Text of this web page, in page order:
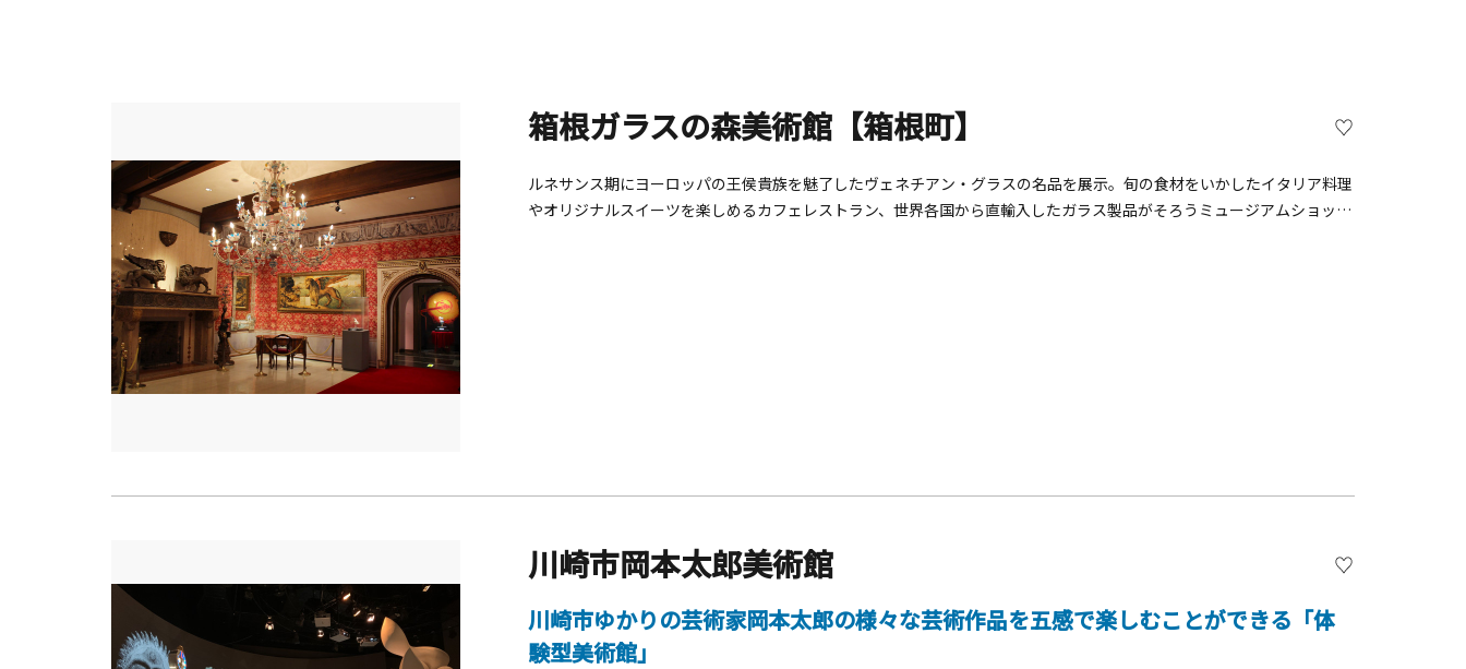
箱根ガラスの森美術館【箱根町】
ルネサンス期にヨーロッパの王侯貴族を魅了したヴェネチアン・グラスの名品を展示。旬の食材をいかしたイタリア料理
やオリジナルスイーツを楽しめるカフェレストラン、世界各国から直輸入したガラス製品がそろうミュージアムショップ
川崎市岡本太郎美術館
川崎市ゆかりの芸術家岡本太郎の様々な芸術作品を五感で楽しむことができる「体
験型美術館」